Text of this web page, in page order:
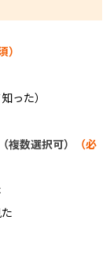
）
った）
数選択可）
（必